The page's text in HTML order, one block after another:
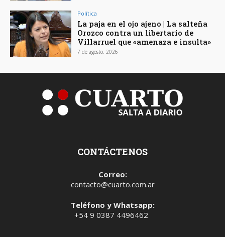
Política
La paja en el ojo ajeno | La salteña
Orozco contra un libertario de
Villarruel que «amenaza e insulta»
7 de agosto, 2026
CONTÁCTENOS
Correo:
contacto@cuarto.com.ar
Teléfono y Whatsapp:
+54 9 0387 4496462